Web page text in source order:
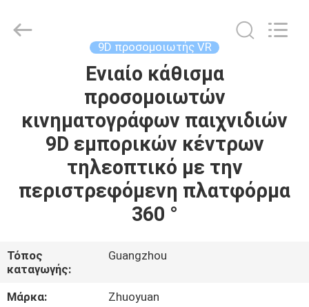
ΠΡΟΪΌΝΤΑ
ΕΜΦΆΝΙΣΗ
VR
ΜΕ
ΕΜΆΣ
Co.,Ltd.
9D προσομοιωτής VR
Ενιαίο κάθισμα
προσομοιωτών
κινηματογράφων παιχνιδιών
9D εμπορικών κέντρων
τηλεοπτικό με την
περιστρεφόμενη πλατφόρμα
360 °
Τόπος
καταγωγής:
Guangzhou
Μάρκα:
Zhuoyuan